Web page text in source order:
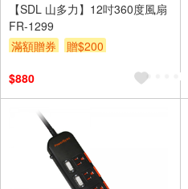
【SDL 山多力】12吋360度風扇
FR-1299
滿額贈券
贈$200
$880